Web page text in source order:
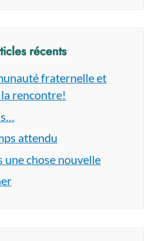
récents
fraternelle et
rencontre!
attendu
une chose nouvelle